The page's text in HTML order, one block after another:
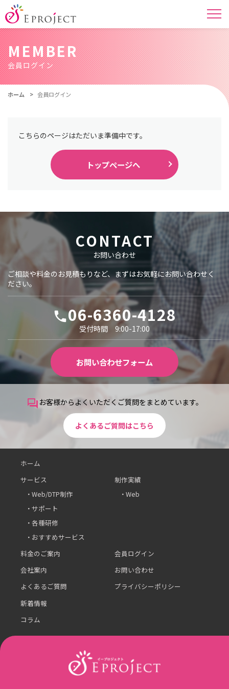
MEMBER
会員ログイン
ホーム 会員ログイン
こちらのページはただいま準備中です。
トップページへ
CONTACT
お問い合わせ
ご相談や料金のお見積もりなど、まずはお気軽にお問い合わせく
ださい。
local_phone06-6360-4128
受付時間 9:00-17:00
お問い合わせフォーム
question_answer お客様からよくいただくご質問をまとめています。
よくあるご質問はこちら
ホーム
サービス
Web/DTP制作
サポート
各種研修
おすすめサービス
制作実績
Web
料金のご案内
会社案内
よくあるご質問
新着情報
コラム
会員ログイン
お問い合わせ
プライバシーポリシー